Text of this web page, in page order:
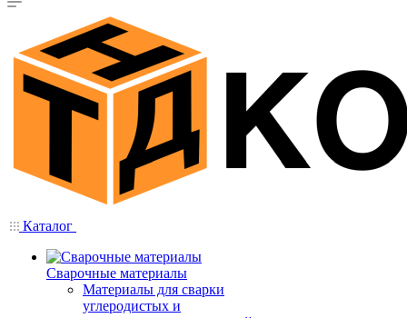
Каталог
Сварочные материалы
Материалы для сварки
углеродистых и